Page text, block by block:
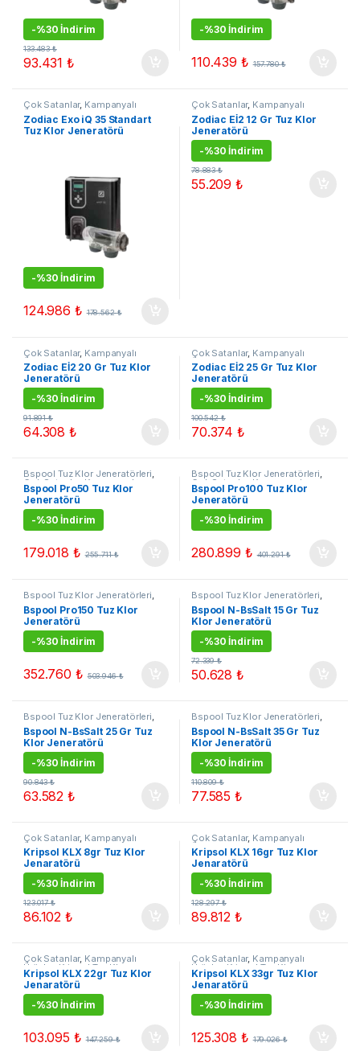
-%30 İndirim
93.431₺
133.483₺
-%30 İndirim
110.439 ₺ 157.780₺
Çok Satanlar, Kampanyalı
Ürünler Tuz Klor Jenerarörleri
Zodiac Tuz Klor Jeneratörleri
Zodiac Exo iQ 35 Standart
Tuz Klor Jeneratörü
-%30 İndirim
124.986 ₺ 178.562₺
Çok Satanlar, Kampanyalı
Ürünler Tuz Klor Jenerarörleri
Zodiac Tuz Klor Jeneratörleri
Zodiac Eİ2 12 Gr Tuz Klor
Jeneratörü
-%30 İndirim
55.209₺
78.883₺
Çok Satanlar, Kampanyalı
Ürünler Tuz Klor Jenerarörleri
Zodiac Tuz Klor Jeneratörleri
Zodiac Eİ2 20 Gr Tuz Klor
Jeneratörü
-%30 İndirim
64.308₺
91.891₺
Çok Satanlar, Kampanyalı
Ürünler Tuz Klor Jenerarörleri
Zodiac Tuz Klor Jeneratörleri
Zodiac Eİ2 25 Gr Tuz Klor
Jeneratörü
-%30 İndirim
70.374₺
100.542₺
Bspool Tuz Klor Jeneratörleri,
Çok Satanlar,Kampanyalı
Ürünler, Tuz Klor Jenerarörleri
Bspool Pro50 Tuz Klor
Jeneratörü
-%30 İndirim
179.018 ₺ 255.711₺
Bspool Tuz Klor Jeneratörleri,
Çok Satanlar,Kampanyalı
Ürünler, Tuz Klor Jenerarörleri
Bspool Pro100 Tuz Klor
Jeneratörü
-%30 İndirim
280.899 ₺ 401.291₺
Bspool Tuz Klor Jeneratörleri,
Çok Satanlar,Kampanyalı
Ürünler, Tuz Klor Jenerarörleri
Bspool Pro150 Tuz Klor
Jeneratörü
-%30 İndirim
352.760 ₺ 503.946₺
Bspool Tuz Klor Jeneratörleri,
Tuz Klor Jenerarörleri
Bspool N-BsSalt 15 Gr Tuz
Klor Jeneratörü
-%30 İndirim
50.628₺
72.339₺
Bspool Tuz Klor Jeneratörleri,
Tuz Klor Jenerarörleri
Bspool N-BsSalt 25 Gr Tuz
Klor Jeneratörü
-%30 İndirim
63.582₺
90.843₺
Bspool Tuz Klor Jeneratörleri,
Tuz Klor Jenerarörleri
Bspool N-BsSalt 35 Gr Tuz
Klor Jeneratörü
-%30 İndirim
77.585₺
110.809₺
Çok Satanlar, Kampanyalı
Ürünler ,Kripsol Tuz Klor
Jeneratörleri, Tuz Klor
Jenerarörleri
Kripsol KLX 8gr Tuz Klor
Jenaratörü
-%30 İndirim
86.102₺
123.017₺
Çok Satanlar, Kampanyalı
Ürünler ,Kripsol Tuz Klor
Jeneratörleri, Tuz Klor
Jenerarörleri
Kripsol KLX 16gr Tuz Klor
Jenaratörü
-%30 İndirim
89.812₺
128.297₺
Çok Satanlar, Kampanyalı
Ürünler ,Kripsol Tuz Klor
Jeneratörleri, Tuz Klor
Jenerarörleri
Kripsol KLX 22gr Tuz Klor
Jenaratörü
-%30 İndirim
103.095 ₺ 147.259₺
Çok Satanlar, Kampanyalı
Ürünler ,Kripsol Tuz Klor
Jeneratörleri,Tuz Klor
Jenerarörleri
Kripsol KLX 33gr Tuz Klor
Jenaratörü
-%30 İndirim
125.308 ₺ 179.026₺